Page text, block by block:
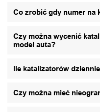
Co zrobić gdy numer na
Czy można wycenić
model auta?
Ile katalizatorów
Czy można mieć